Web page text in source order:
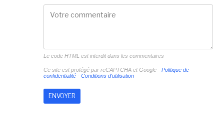
Le code HTML est interdit dans les commentaires
Ce site est protégé par reCAPTCHA et Google - Politique de
confidentialité- Conditions d'utilisation